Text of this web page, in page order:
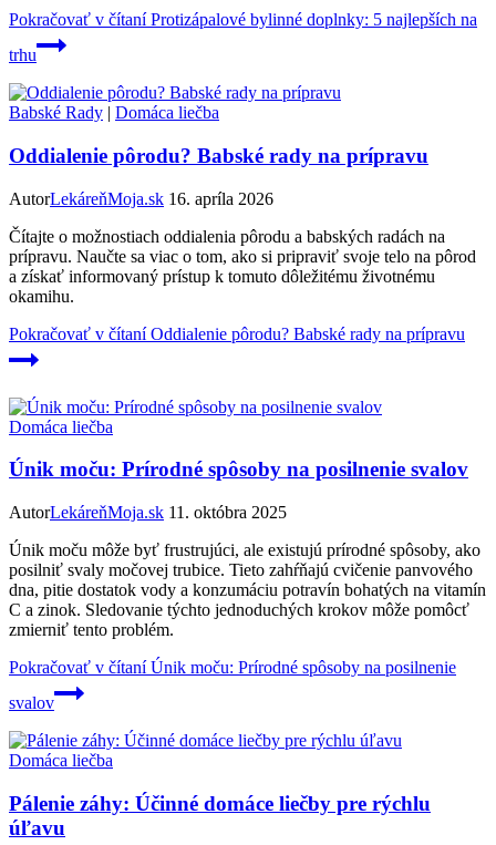
Pokračovať v čítaníProtizápalové bylinné doplnky: 5 najlepších na
trhu
Babské Rady | Domáca liečba
Oddialenie pôrodu? Babské rady na prípravu
AutorLekáreňMoja.sk 16. apríla 2026
Čítajte o možnostiach oddialenia pôrodu a babských radách na
prípravu. Naučte sa viac o tom, ako si pripraviť svoje telo na pôrod
a získať informovaný prístup k tomuto dôležitému životnému
okamihu.
Pokračovať v čítaníOddialenie pôrodu? Babské rady na prípravu
Domáca liečba
Únik moču: Prírodné spôsoby na posilnenie svalov
AutorLekáreňMoja.sk 11. októbra 2025
Únik moču môže byť frustrujúci, ale existujú prírodné spôsoby, ako
posilniť svaly močovej trubice. Tieto zahŕňajú cvičenie panvového
dna, pitie dostatok vody a konzumáciu potravín bohatých na vitamín
C a zinok. Sledovanie týchto jednoduchých krokov môže pomôcť
zmierniť tento problém.
Pokračovať v čítaníÚnik moču: Prírodné spôsoby na posilnenie
svalov
Domáca liečba
Pálenie záhy: Účinné domáce liečby pre rýchlu
úľavu